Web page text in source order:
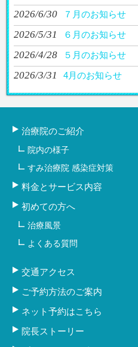
2026/6/30 ７月のお知らせ
2026/5/31 ６月のお知らせ
2026/4/28 ５月のお知らせ
2026/3/31 4月のお知らせ
治療院のご紹介
院内の様子
すみ治療院 感染症対策
料金とサービス内容
初めての方へ
治療風景
よくある質問
交通アクセス
ご予約方法のご案内
ネット予約はこちら
院長ストーリー